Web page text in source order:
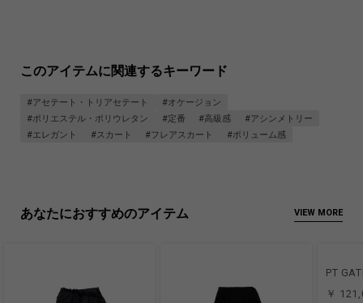
このアイテムに関連するキーワード
#アセテート・トリアセテート
#オケージョン
#ポリエステル・ポリウレタン
#定番 #高級感
#アシンメトリー
#エレガント
#スカート #フレアスカート #ボリューム感
あなたにおすすめのアイテム VIEW MORE
PT
￥